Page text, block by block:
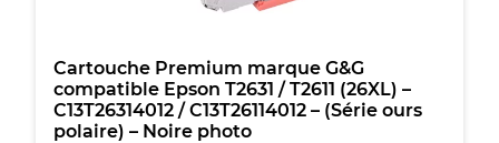
-
Cyan
Cartouche Premium marque G&G
compatible Epson T2631 / T2611 (26XL) –
C13T26314012 / C13T26114012 – (Série ours
polaire) – Noire photo